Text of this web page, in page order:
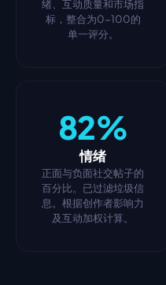
绪、互动质量和市场指
标，整合为0-100的
单一评分。
82%
情绪
正面与负面社交帖子的
百分比。已过滤垃圾信
息。根据创作者影响力
及互动加权计算。